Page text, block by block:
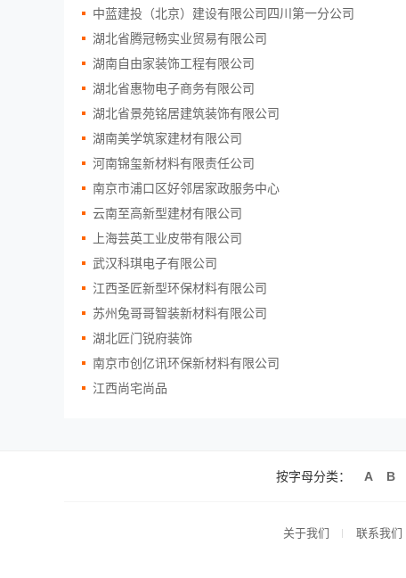
中蓝建投（北京）建设有限公司四川第一分公司
湖北省腾冠畅实业贸易有限公司
湖南自由家装饰工程有限公司
湖北省惠物电子商务有限公司
湖北省景苑铭居建筑装饰有限公司
湖南美学筑家建材有限公司
河南锦玺新材料有限责任公司
南京市浦口区好邻居家政服务中心
云南至高新型建材有限公司
上海芸英工业皮带有限公司
武汉科琪电子有限公司
江西圣匠新型环保材料有限公司
苏州兔哥哥智装新材料有限公司
湖北匠门锐府装饰
南京市创亿讯环保新材料有限公司
江西尚宅尚品
按字母分类： A B
关于我们 联系我们